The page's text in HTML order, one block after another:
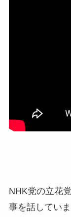
NHK党の立花
事を話してい